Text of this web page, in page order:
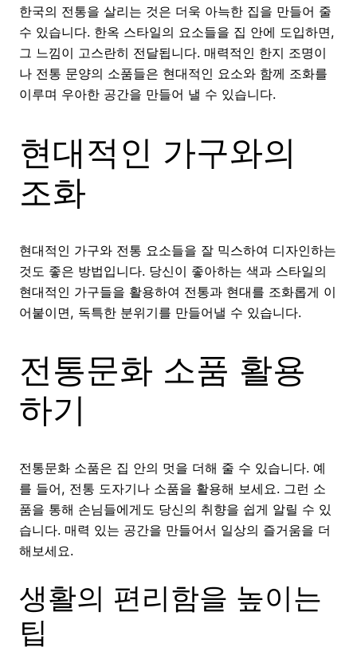
한국의 전통을 살리는 것은 더욱 아늑한 집을 만들어 줄
수 있습니다. 한옥 스타일의 요소들을 집 안에 도입하면,
그 느낌이 고스란히 전달됩니다. 매력적인 한지 조명이
나 전통 문양의 소품들은 현대적인 요소와 함께 조화를
이루며 우아한 공간을 만들어 낼 수 있습니다.
현대적인 가구와의
조화
현대적인 가구와 전통 요소들을 잘 믹스하여 디자인하는
것도 좋은 방법입니다. 당신이 좋아하는 색과 스타일의
현대적인 가구들을 활용하여 전통과 현대를 조화롭게 이
어붙이면, 독특한 분위기를 만들어낼 수 있습니다.
전통문화 소품 활용
하기
전통문화 소품은 집 안의 멋을 더해 줄 수 있습니다. 예
를 들어, 전통 도자기나 소품을 활용해 보세요. 그런 소
품을 통해 손님들에게도 당신의 취향을 쉽게 알릴 수 있
습니다. 매력 있는 공간을 만들어서 일상의 즐거움을 더
해보세요.
생활의 편리함을 높이는
팁